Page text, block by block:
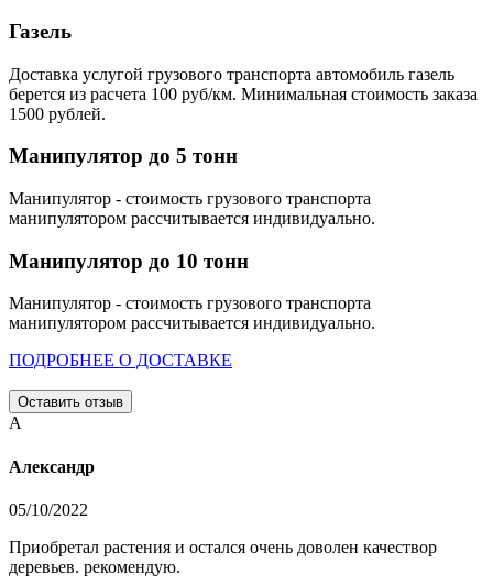
Газель
Доставка услугой грузового транспорта автомобиль газель
берется из расчета 100 руб/км. Минимальная стоимость заказа
1500 рублей.
Манипулятор до 5 тонн
Манипулятор - стоимость грузового транспорта
манипулятором рассчитывается индивидуально.
Манипулятор до 10 тонн
Манипулятор - стоимость грузового транспорта
манипулятором рассчитывается индивидуально.
ПОДРОБНЕЕ О ДОСТАВКЕ
Оставить отзыв
А
Александр
05/10/2022
Приобретал растения и остался очень доволен качествор
деревьев. рекомендую.